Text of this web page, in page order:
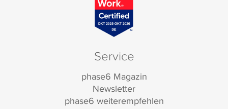
Service
phase6 Magazin
Newsletter
phase6 weiterempfehlen